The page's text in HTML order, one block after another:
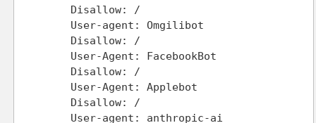
Disallow: /
User-agent: Omgilibot
Disallow: /
User-Agent: FacebookBot
Disallow: /
User-Agent: Applebot
Disallow: /
User-agent: anthropic-ai